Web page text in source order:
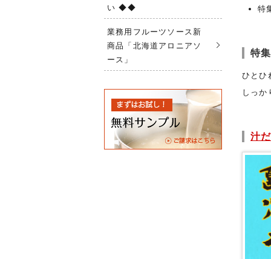
特
特
ひとひ
しっか
汁
い ◆◆
業務用フルーツソース新
商品「北海道アロニアソ
ース」